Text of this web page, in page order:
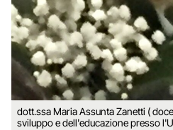
dott.ssa Maria Assunta Zanetti (
sviluppo e dell'educazione presso